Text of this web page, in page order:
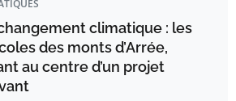
climatique : les
des monts d’Arrée,
au centre d’un projet